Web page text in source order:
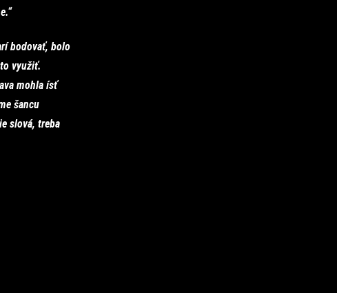
bodovať, bolo
využiť.
mohla ísť
šancu
slová, treba